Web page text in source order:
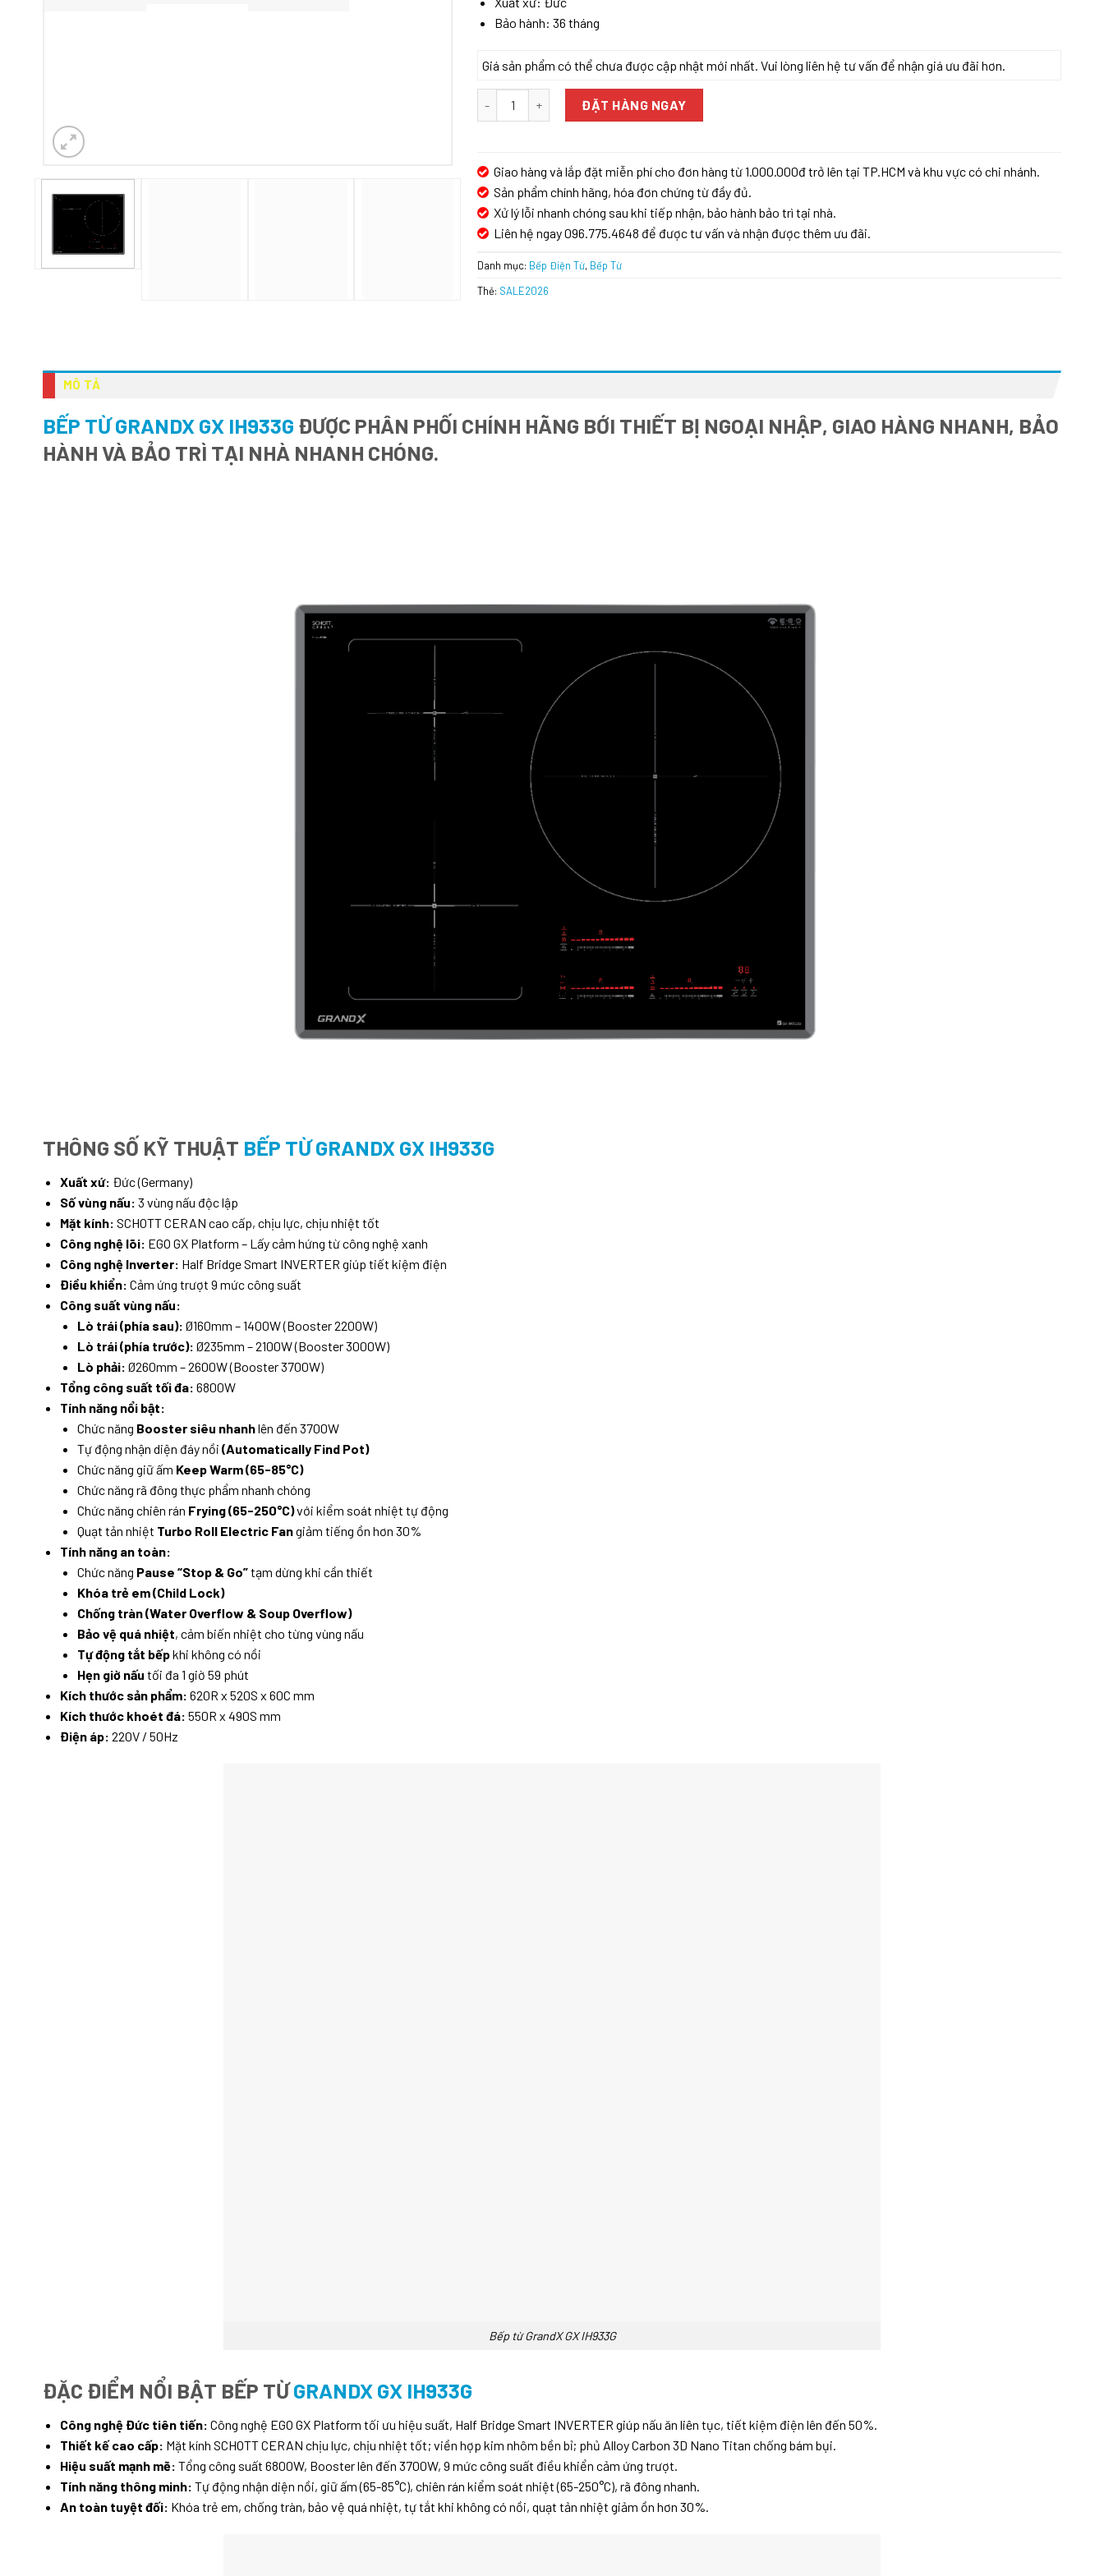
Bảo hành: 36 tháng
Giá sản phẩm có thể chưa được cập nhật mới nhất. Vui lòng liên hệ tư vấn để nhận giá ưu đãi hơn.
Bếp từ GrandX GX IH933G số lượng
ĐẶT HÀNG NGAY
Giao hàng và lắp đặt miễn phí cho đơn hàng từ 1.000.000đ trở lên tại TP.HCM và khu vực có chi nhánh.
Sản phẩm chính hãng, hóa đơn chứng từ đầy đủ.
Xử lý lỗi nhanh chóng sau khi tiếp nhận, bảo hành bảo trì tại nhà.
Liên hệ ngay 096.775.4648 để được tư vấn và nhận được thêm ưu đãi.
Danh mục: Bếp Điện Từ, Bếp Từ
Thẻ: SALE2026
MÔ TẢ
BẾP TỪ GRANDX GX IH933G ĐƯỢC PHÂN PHỐI CHÍNH HÃNG BỚI THIẾT BỊ NGOẠI NHẬP, GIAO HÀNG NHANH, BẢO
HÀNH VÀ BẢO TRÌ TẠI NHÀ NHANH CHÓNG.
THÔNG SỐ KỸ THUẬT BẾP TỪ GRANDX GX IH933G
Xuất xứ: Đức (Germany)
Số vùng nấu: 3 vùng nấu độc lập
Mặt kính: SCHOTT CERAN cao cấp, chịu lực, chịu nhiệt tốt
Công nghệ lõi: EGO GX Platform – Lấy cảm hứng từ công nghệ xanh
Công nghệ Inverter: Half Bridge Smart INVERTER giúp tiết kiệm điện
Điều khiển: Cảm ứng trượt 9 mức công suất
Công suất vùng nấu:
Lò trái (phía sau): Ø160mm – 1400W (Booster 2200W)
Lò trái (phía trước): Ø235mm – 2100W (Booster 3000W)
Lò phải: Ø260mm – 2600W (Booster 3700W)
Tổng công suất tối đa: 6800W
Tính năng nổi bật:
Chức năng Booster siêu nhanhlên đến 3700W
Tự động nhận diện đáy nồi (Automatically Find Pot)
Chức năng giữ ấm Keep Warm (65-85°C)
Chức năng rã đông thực phẩm nhanh chóng
Chức năng chiên rán Frying (65-250°C)với kiểm soát nhiệt tự động
Quạt tản nhiệt Turbo Roll Electric Fangiảm tiếng ồn hơn 30%
Tính năng an toàn:
Chức năng Pause “Stop & Go”tạm dừng khi cần thiết
Khóa trẻ em (Child Lock)
Chống tràn (Water Overflow & Soup Overflow)
Bảo vệ quá nhiệt, cảm biến nhiệt cho từng vùng nấu
Tự động tắt bếpkhi không có nồi
Hẹn giờ nấu tối đa 1 giờ 59 phút
Kích thước sản phẩm: 620R x 520S x 60C mm
Kích thước khoét đá: 550R x 490S mm
Điện áp: 220V / 50Hz
Bếp từ GrandX GX IH933G
ĐẶC ĐIỂM NỔI BẬT BẾP TỪGRANDX GX IH933G
Công nghệ Đức tiên tiến: Công nghệ EGO GX Platform tối ưu hiệu suất, Half Bridge Smart INVERTER giúp nấu ăn liên tục, tiết kiệm điện lên đến 50%.
Thiết kế cao cấp: Mặt kính SCHOTT CERAN chịu lực, chịu nhiệt tốt; viền hợp kim nhôm bền bỉ; phủ Alloy Carbon 3D Nano Titan chống bám bụi.
Hiệu suất mạnh mẽ: Tổng công suất 6800W, Booster lên đến 3700W, 9 mức công suất điều khiển cảm ứng trượt.
Tính năng thông minh: Tự động nhận diện nồi, giữ ấm (65-85°C), chiên rán kiểm soát nhiệt (65-250°C), rã đông nhanh.
An toàn tuyệt đối: Khóa trẻ em, chống tràn, bảo vệ quá nhiệt, tự tắt khi không có nồi, quạt tản nhiệt giảm ồn hơn 30%.